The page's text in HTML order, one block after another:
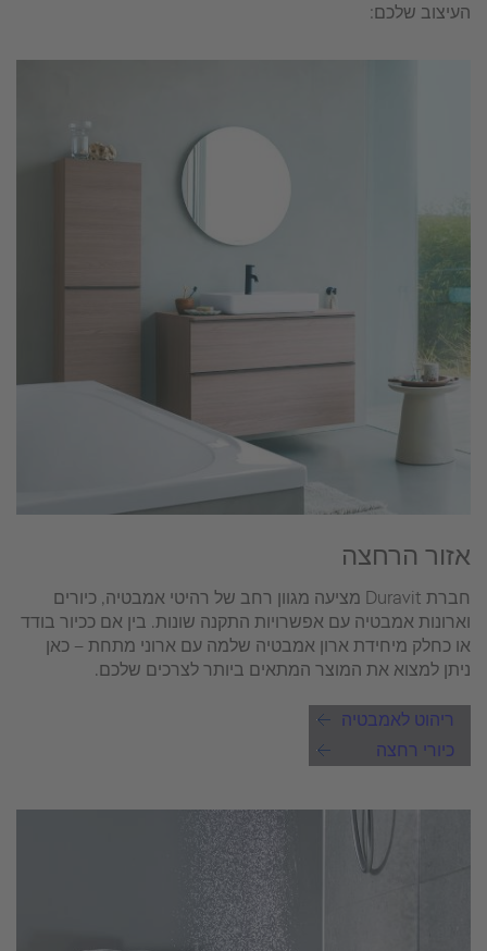
העיצוב שלכם:
אזור הרחצה
חברת Duravit מציעה מגוון רחב של רהיטי אמבטיה, כיורים
וארונות אמבטיה עם אפשרויות התקנה שונות. בין אם ככיור בודד
או כחלק מיחידת ארון אמבטיה שלמה עם ארוני מתחת – כאן
ניתן למצוא את המוצר המתאים ביותר לצרכים שלכם.
ריהוט לאמבטיה
כיורי רחצה